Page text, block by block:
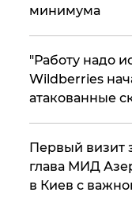
минимума
"Работу надо
Wildberries
атакованные
Первый визит
глава МИД
в Киев с